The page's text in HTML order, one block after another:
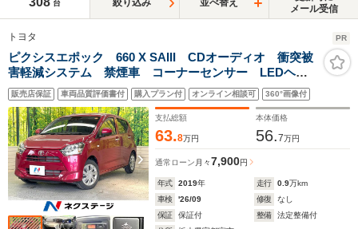
台 絞り込み 並べ替え
メール受信
トヨタ PR
ピクシスエポック 660 X SAIII CDオーディオ 衝突被
害軽減システム 禁煙車 コーナーセンサー LEDヘッ
ド オートハイビーム オートライト
販売店保証 車両品質評価書付 購入プラン付 オンライン相談可 360°画像付
支払総額
63.8万円
本体価格
56.7万円
通常ローン 月々7,900円
年式 2019年 走行 0.9万km
車検
'26/09 修復
なし
保証
保証付 整備
法定整備付